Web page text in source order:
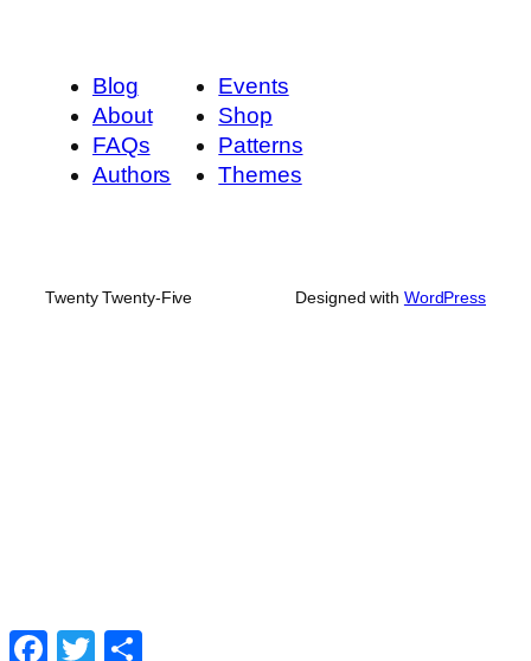
Blog
About
FAQs
Authors
Events
Shop
Patterns
Themes
Twenty Twenty-Five Designed with WordPress
Facebook
Twitter